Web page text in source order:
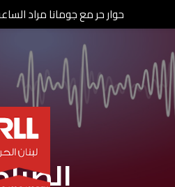
نشرات
حوار حر مع جومانا مراد